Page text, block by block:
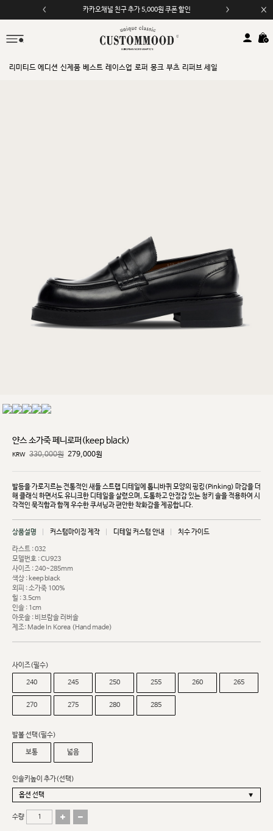
카카오채널 친구 추가 5,000원 쿠폰 할인
리미티드 에디션 신제품 베스트 레이스업 로퍼 몽크 부츠 리퍼브 세일
얀스 소가죽 페니로퍼(keep black)
KRW 330,000원 279,000원
발등을 가로지르는 전통적인 새들 스트랩 디테일에 톱니바퀴 모양의 핑킹(Pinking) 마감을 더
해 클래식 하면서도 유니크한 디테일을 살렸으며, 도톰하고 안정감 있는 청키 솔을 적용하여 시
각적인 묵직함과함께 우수한 쿠셔닝과 편안한 착화감을 제공합니다.
상품설명 커스텀마이징 제작 디테일 커스텀 안내 치수 가이드
라스트 : 032
모델번호 : CU923
사이즈 : 240~285mm
색상 : keep black
외피 : 소가죽 100%
힐 : 3.5cm
인솔 : 1cm
아웃솔 : 비브람솔 러버솔
제조: Made In Korea (Hand made)
사이즈(필수)
240 245 250 255 260 265
270 275 280 285
발볼 선택(필수)
보통 넓음
인솔키높이 추가(선택)
수량